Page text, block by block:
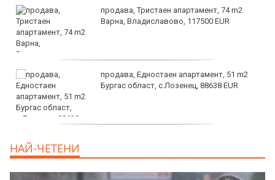
продава, Тристаен апартамент, 74 m2
Варна, Владиславово, 117500 EUR
продава, Едностаен апартамент, 51 m2
Бургас област, с.Лозенец, 88638 EUR
EUR
НАЙ-ЧЕТЕНИ